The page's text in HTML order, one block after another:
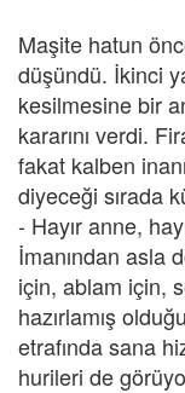
Maşite hatun
düşündü. İkinci
kesilmesine bir
kararını verdi.
fakat kalben
diyeceği sırada
- Hayır anne,
İmanından asla
için, ablam için,
hazırlamış
etrafında sana
hurileri de